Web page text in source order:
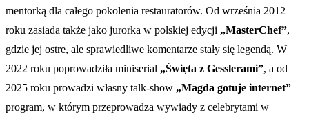
mentorką dla całego pokolenia restauratorów. Od września 2012
roku zasiada także jako jurorka w polskiej edycji „MasterChef”,
gdzie jej ostre, ale sprawiedliwe komentarze stały się legendą. W
2022 roku poprowadziła miniserial „Święta z Gesslerami”, a od
2025 roku prowadzi własny talk-show „Magda gotuje internet” –
program, w którym przeprowadza wywiady z celebrytami w